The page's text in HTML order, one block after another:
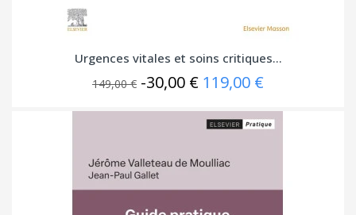
Urgences vitales et soins critiques...
149,00 € -30,00 € 119,00 €